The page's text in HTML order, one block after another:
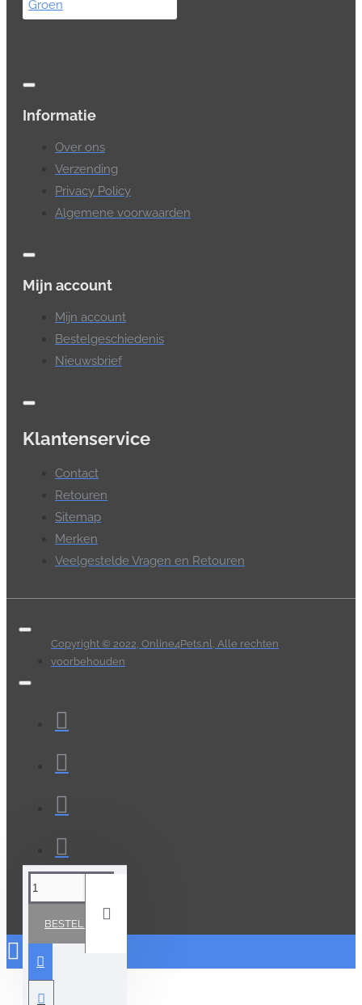
BESTELLEN
Informatie
Over ons
Verzending
Privacy Policy
Algemene voorwaarden
Mijn account
Mijn account
Bestelgeschiedenis
Nieuwsbrief
Klantenservice
Contact
Retouren
Sitemap
Merken
Veelgestelde Vragen en Retouren
Copyright © 2022, Online4Pets.nl, Alle rechten
voorbehouden